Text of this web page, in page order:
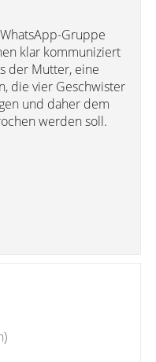
Gruppe
klar kommuniziert
der Mutter, eine
die vier Geschwister
und daher dem
werden soll.